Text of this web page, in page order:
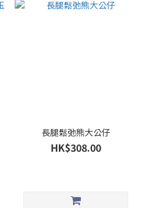
長腿鬆弛熊大公仔
HK$308.00